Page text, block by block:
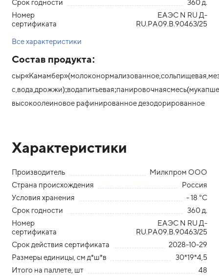
Срок годности
360 д.
Номер
сертификата
ЕАЭС N RU Д-
RU.РА09.В.90463/25
Все характеристики
Состав продукта:
высокоолеиновое рафинированное дезодорированное
Характеристики
Производитель
Милкпром ООО
Страна происхождения
Россия
Условия хранения
- 18 °С
Срок годности
360 д.
Номер
сертификата
ЕАЭС N RU Д-
RU.РА09.В.90463/25
Срок действия сертификата
2028-10-29
Размеры единицы, см д*ш*в
30*19*4,5
Итого на паллете, шт
48